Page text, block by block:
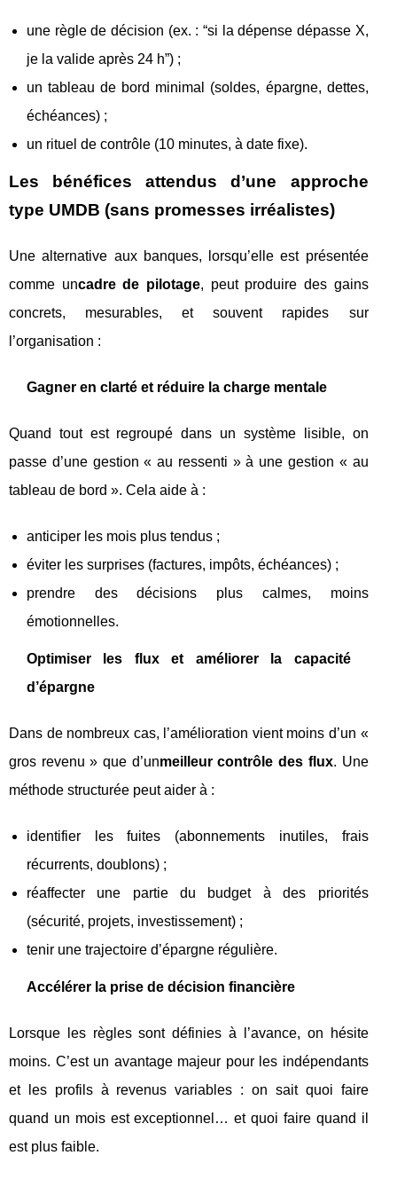
une règle de décision (ex. : “si la dépense dépasse X,
je la valide après 24 h”) ;
un tableau de bord minimal (soldes, épargne, dettes,
échéances) ;
un rituel de contrôle (10 minutes, à date fixe).
Les bénéfices attendus d’une approche
type UMDB (sans promesses irréalistes)
Une alternative aux banques, lorsqu’elle est présentée
comme uncadre de pilotage, peut produire des gains
concrets, mesurables, et souvent rapides sur
l’organisation :
Gagner en clarté et réduire la charge mentale
Quand tout est regroupé dans un système lisible, on
passe d’une gestion « au ressenti » à une gestion « au
tableau de bord ». Cela aide à :
anticiper les mois plus tendus ;
éviter les surprises (factures, impôts, échéances) ;
prendre des décisions plus calmes, moins
émotionnelles.
Optimiser les flux et améliorer la capacité
d’épargne
Dans de nombreux cas, l’amélioration vient moins d’un «
gros revenu » que d’unmeilleur contrôle des flux. Une
méthode structurée peut aider à :
identifier les fuites (abonnements inutiles, frais
récurrents, doublons) ;
réaffecter une partie du budget à des priorités
(sécurité, projets, investissement) ;
tenir une trajectoire d’épargne régulière.
Accélérer la prise de décision financière
Lorsque les règles sont définies à l’avance, on hésite
moins. C’est un avantage majeur pour les indépendants
et les profils à revenus variables : on sait quoi faire
quand un mois est exceptionnel… et quoi faire quand il
est plus faible.